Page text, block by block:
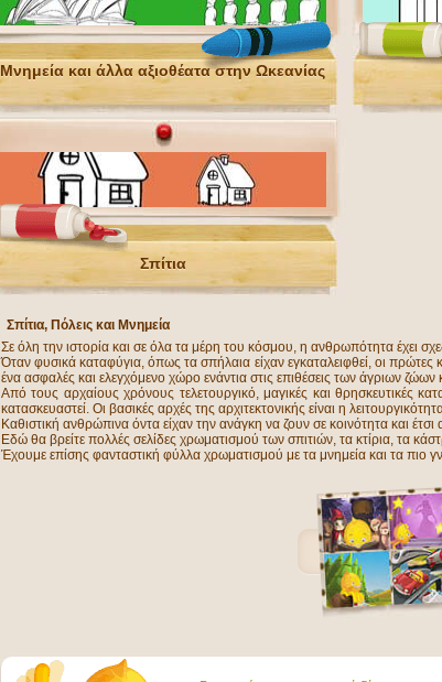
Μνημεία και άλλα αξιοθέατα στην Ωκεανίας
Σπίτια
Σπίτια, Πόλεις και Μνημεία
Σε όλη την ιστορία και σε όλα τα μέρη του κόσμου, η ανθρωπότητα έχει
Όταν φυσικά καταφύγια, όπως τα σπήλαια είχαν εγκαταλειφθεί, οι
ένα ασφαλές και ελεγχόμενο χώρο ενάντια στις επιθέσεις των άγριων
Από τους αρχαίους χρόνους τελετουργικό, μαγικές και θρησκευτικές
κατασκευαστεί. Οι βασικές αρχές της αρχιτεκτονικής είναι η
Καθιστική ανθρώπινα όντα είχαν την ανάγκη να ζουν σε κοινότητα και
Εδώ θα βρείτε πολλές σελίδες χρωματισμού των σπιτιών, τα κτίρια, τα
Έχουμε επίσης φανταστική φύλλα χρωματισμού με τα μνημεία και τα πιο